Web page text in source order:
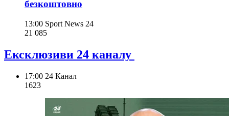
безкоштовно
13:00 Sport News 24
21 085
Ексклюзиви 24 каналу
17:00 24 Канал
1623